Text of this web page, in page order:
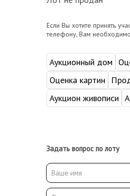
Если Вы хотите принять
телефону, Вам необходимо
Аукционный дом
Оценка картин
Аукцион живописи
Задать вопрос по лоту